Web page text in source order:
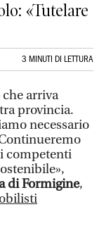
«Tutelare
3 MINUTI DI LETTURA
che arriva
provincia.
necessario
competenti
di Formigine,